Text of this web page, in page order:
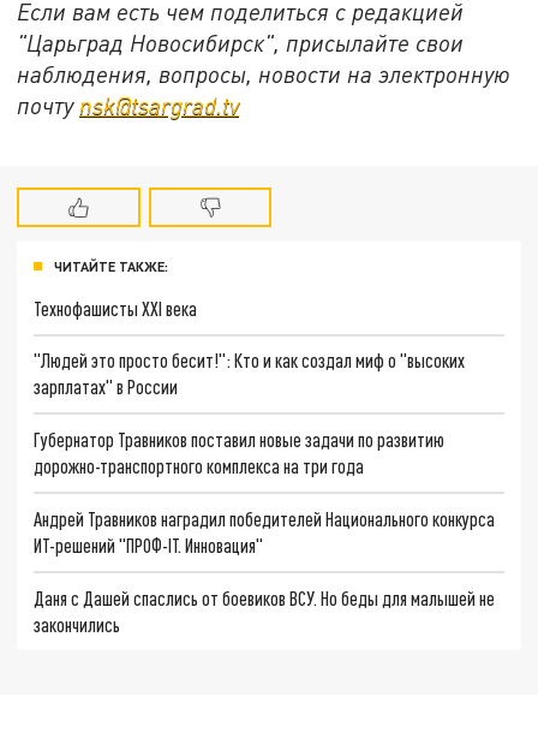
Если вам есть чем поделиться с редакцией
"Царьград Новосибирск", присылайте свои
наблюдения, вопросы, новости на электронную
почту nsk@tsargrad.tv
ЧИТАЙТЕ ТАКЖЕ:
Технофашисты XXI века
"Людей это просто бесит!": Кто и как создал миф о "высоких
зарплатах" в России
Губернатор Травников поставил новые задачи по развитию
дорожно-транспортного комплекса на три года
Андрей Травников наградил победителей Национального конкурса
ИТ-решений "ПРОФ-IT. Инновация"
Даня с Дашей спаслись от боевиков ВСУ. Но беды для малышей не
закончились